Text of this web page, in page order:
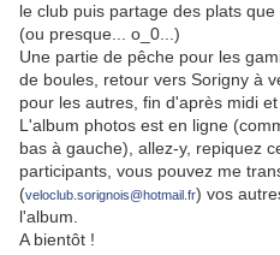
le club puis partage des plats
(ou presque... o_0...)
Une partie de pêche pour les
de boules, retour vers Sorigny à
pour les autres, fin d'après midi
L'album photos est en ligne
bas à gauche), allez-y, repiquez
participants, vous pouvez me
(veloclub.sorignois@hotmail.fr) vos
l'album.
A bientôt !